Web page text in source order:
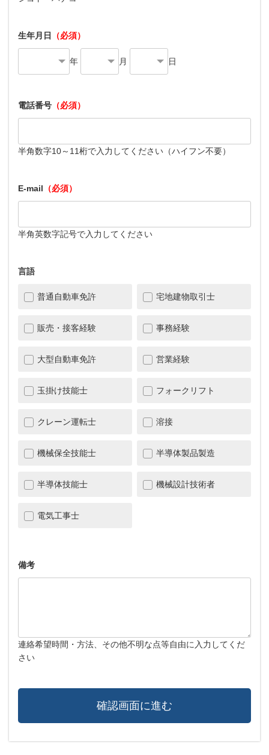
生年月日 （必須）
年 月 日
電話番号 （必須）
半角数字10～11桁で入力してください（ハイフン不要）
E-mail （必須）
半角英数字記号で入力してください
言語
普通自動車免許 宅地建物取引士
販売・接客経験 事務経験
大型自動車免許 営業経験
玉掛け技能士 フォークリフト
クレーン運転士 溶接
機械保全技能士 半導体製品製造
半導体技能士 機械設計技術者
電気工事士
備考
連絡希望時間・方法、その他不明な点等自由に入力してくだ
さい